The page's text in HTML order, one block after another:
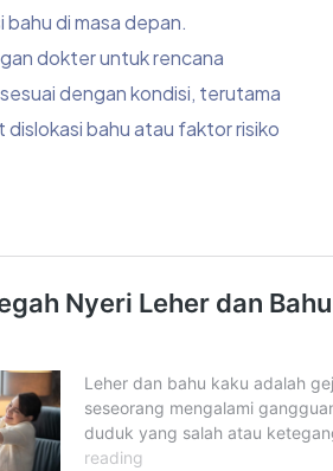
di masa depan.
dokter untuk rencana
dengan kondisi, terutama
dislokasi bahu atau faktor risiko